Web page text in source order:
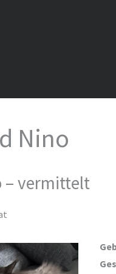
Nino
– vermittelt